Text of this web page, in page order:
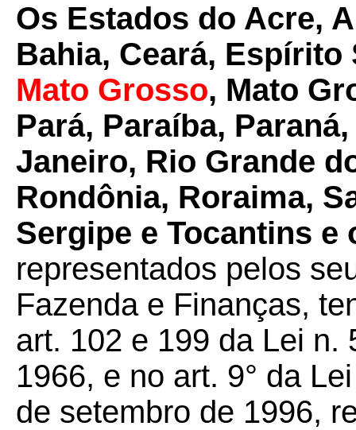
Os Estados do Acre,
Bahia, Ceará, Espírito
Mato Grosso, Mato
Pará, Paraíba,
Janeiro, Rio Grande
Rondônia, Roraima,
Sergipe e Tocantins e
representados pelos
Fazenda e Finanças,
art. 102 e 199 da Lei n.
1966, e no art. 9° da
de setembro de 1996,